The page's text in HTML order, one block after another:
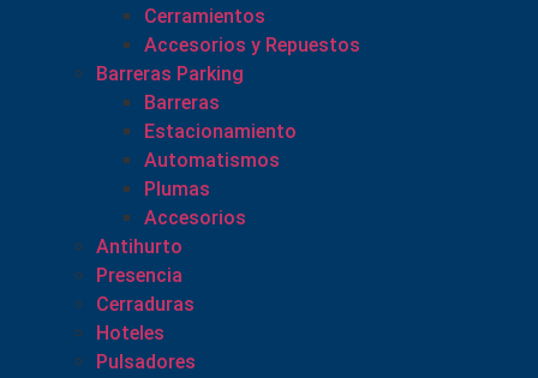
Cerramientos
Accesorios y Repuestos
Barreras Parking
Barreras
Estacionamiento
Automatismos
Plumas
Accesorios
Antihurto
Presencia
Cerraduras
Hoteles
Pulsadores